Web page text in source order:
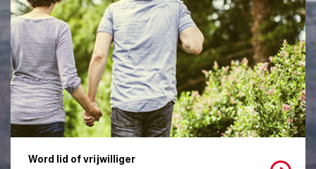
Word lid of vrijwilliger